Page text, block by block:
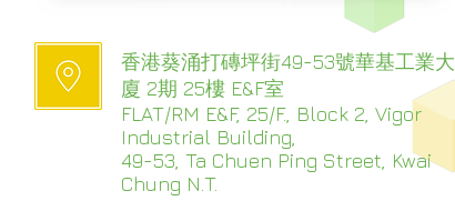
香港葵涌打磚坪街49-53號華基工業大
廈 2期 25樓 E&F室
FLAT/RM E&F, 25/F., Block 2, Vigor
Industrial Building,
49-53, Ta Chuen Ping Street, Kwai
Chung N.T.